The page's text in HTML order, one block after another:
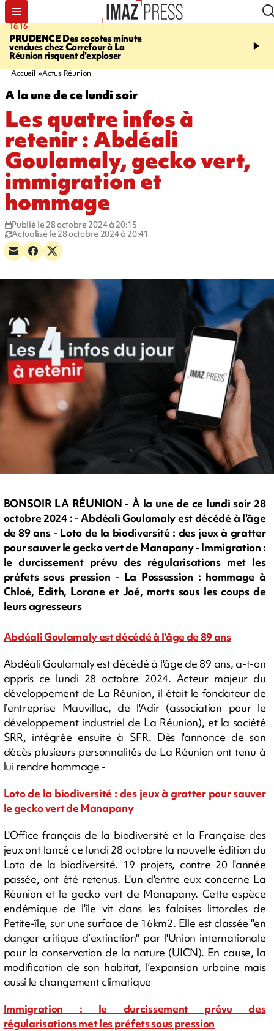
16:16
PRUDENCEDes cocotes minute
vendues chez Carrefour à La
Réunion risquent d'exploser
20:06
l'Asie, mort d'une
Accueil Actus Réunion
A la une de ce lundi soir
Les quatre infos à
retenir : Abdéali
Goulamaly, gecko vert,
immigration et
hommage
Publié le 28 octobre 2024 à 20:15
Actualisé le 28 octobre 2024 à 20:41
BONSOIR LA RÉUNION - À la une de ce lundi soir 28
octobre 2024 : - Abdéali Goulamaly est décédé à l'âge
de 89 ans - Loto de la biodiversité : des jeux à gratter
pour sauver le gecko vert de Manapany - Immigration :
le durcissement prévu des régularisations met les
préfets sous pression - La Possession : hommage à
Chloé, Edith, Lorane et Joé, morts sous les coups de
leurs agresseurs
Abdéali Goulamaly est décédé à l'âge de 89 ans
Abdéali Goulamaly est décédé à l'âge de 89 ans, a-t-on
appris ce lundi 28 octobre 2024. Acteur majeur du
développement de La Réunion, il était le fondateur de
l’entreprise Mauvillac, de l'Adir (association pour le
développement industriel de La Réunion), et la société
SRR, intégrée ensuite à SFR. Dès l'annonce de son
décès plusieurs personnalités de La Réunion ont tenu à
lui rendre hommage -
Loto de la biodiversité : des jeux à gratter pour sauver
le gecko vert de Manapany
L'Office français de la biodiversité et la Française des
jeux ont lancé ce lundi 28 octobre la nouvelle édition du
Loto de la biodiversité. 19 projets, contre 20 l'année
passée, ont été retenus. L'un d'entre eux concerne La
Réunion et le gecko vert de Manapany. Cette espèce
endémique de l'île vit dans les falaises littorales de
Petite-île, sur une surface de 16km2. Elle est classée "en
danger critique d’extinction" par l'Union internationale
pour la conservation de la nature (UICN). En cause, la
modification de son habitat, l’expansion urbaine mais
aussi le changement climatique
Immigration : le durcissement prévu des
régularisations met les préfets sous pression